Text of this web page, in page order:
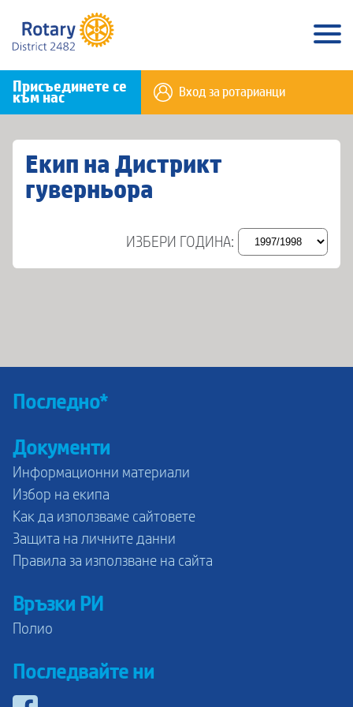
Присъединете се
към нас Вход за ротарианци
Екип на Дистрикт
гуверньора
ИЗБЕРИ ГОДИНА:
Последно*
Документи
Информационни материали
Избор на екипа
Как да използваме сайтовете
Защита на личните данни
Правила за използване на сайта
Връзки РИ
Полио
Последвайте ни